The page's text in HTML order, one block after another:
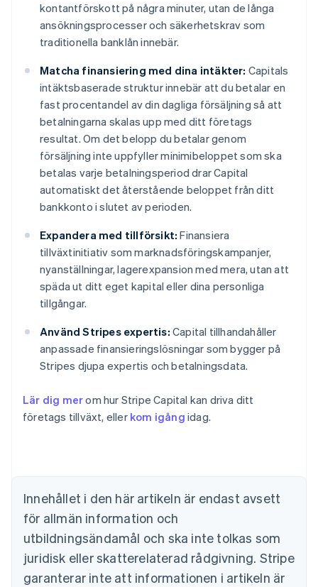
kontantförskott på några minuter, utan de långa
ansökningsprocesser och säkerhetskrav som
traditionella banklån innebär.
Matcha finansiering med dina intäkter: Capitals
intäktsbaserade struktur innebär att du betalar en
fast procentandel av din dagliga försäljning så att
betalningarna skalas upp med ditt företags
resultat. Om det belopp du betalar genom
försäljning inte uppfyller minimibeloppet som ska
betalas varje betalningsperiod drar Capital
automatiskt det återstående beloppet från ditt
bankkonto i slutet av perioden.
Expandera med tillförsikt: Finansiera
tillväxtinitiativ som marknadsföringskampanjer,
nyanställningar, lagerexpansion med mera, utan att
späda ut ditt eget kapital eller dina personliga
tillgångar.
Använd Stripes expertis: Capital tillhandahåller
anpassade finansieringslösningar som bygger på
Stripes djupa expertis och betalningsdata.
Lär dig merom hur Stripe Capital kan driva ditt
företags tillväxt, eller kom igång idag.
Innehållet i den här artikeln är endast avsett
för allmän information och
utbildningsändamål och ska inte tolkas som
juridisk eller skatterelaterad rådgivning. Stripe
garanterar inte att informationen i artikeln är
Australien
English
PortuguêsEnglish
Bulgarien
English
Cypern
English
Danmark
English
Estland